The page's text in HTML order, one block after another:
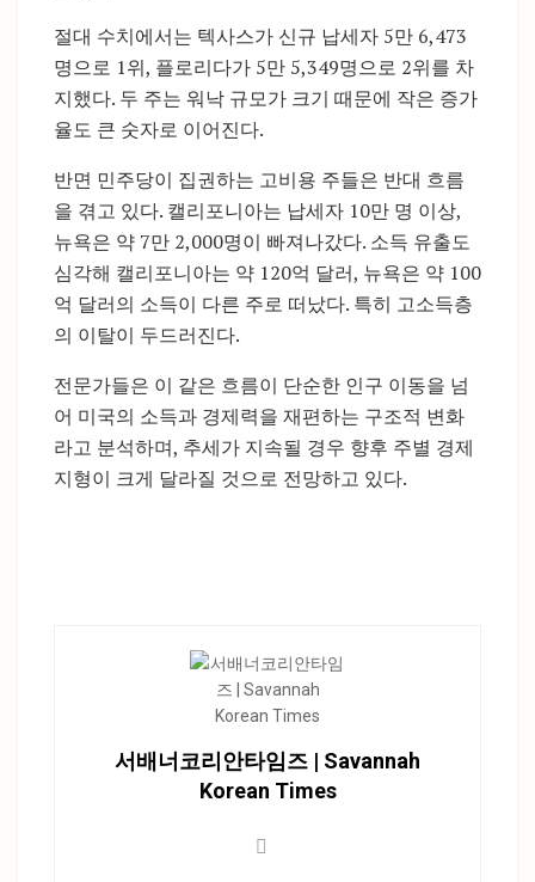
절대 수치에서는 텍사스가 신규 납세자 5만 6,473
명으로 1위, 플로리다가 5만 5,349명으로 2위를 차
지했다. 두 주는 워낙 규모가 크기 때문에 작은 증가
율도 큰 숫자로 이어진다.
반면 민주당이 집권하는 고비용 주들은 반대 흐름
을 겪고 있다. 캘리포니아는 납세자 10만 명 이상,
뉴욕은 약 7만 2,000명이 빠져나갔다. 소득 유출도
심각해 캘리포니아는 약 120억 달러, 뉴욕은 약 100
억 달러의 소득이 다른 주로 떠났다. 특히 고소득층
의 이탈이 두드러진다.
전문가들은 이 같은 흐름이 단순한 인구 이동을 넘
어 미국의 소득과 경제력을 재편하는 구조적 변화
라고 분석하며, 추세가 지속될 경우 향후 주별 경제
지형이 크게 달라질 것으로 전망하고 있다.
서배너코리안타임즈 | Savannah
Korean Times